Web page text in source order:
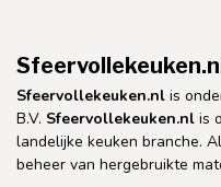
Sfeervollekeuken.nl is
B.V. Sfeervollekeuken.nl is
landelijke keuken branche.
beheer van hergebruikte